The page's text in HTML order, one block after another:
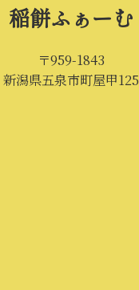
稲餅ふぁーむ
〒959-1843
新潟県五泉市町屋甲125